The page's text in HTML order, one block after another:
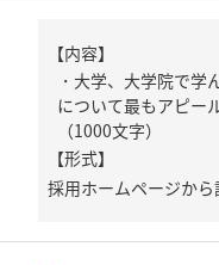
【内容】
・大学、大学院で
について最もアピー
（1000文字）
【形式】
採用ホームページから